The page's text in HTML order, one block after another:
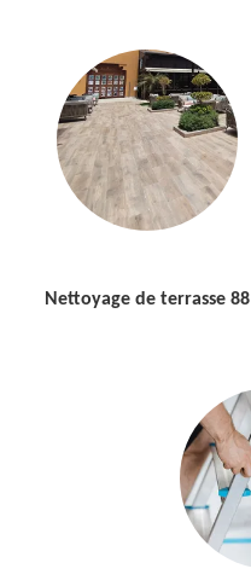
Nettoyage de terrasse 88